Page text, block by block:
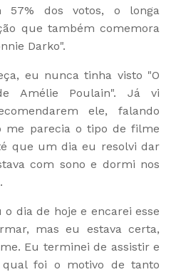
57% dos votos, o longa
que também comemora
Darko".
eu nunca tinha visto "O
Amélie Poulain". Já vi
ele, falando
me parecia o tipo de filme
que um dia eu resolvi dar
com sono e dormi nos
dia de hoje e encarei esse
mas eu estava certa,
Eu terminei de assistir e
qual foi o motivo de tanto